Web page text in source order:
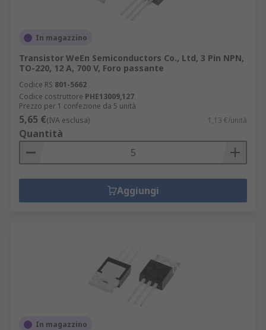
In magazzino
Transistor WeEn Semiconductors Co., Ltd, 3 Pin NPN,
TO-220, 12 A, 700 V, Foro passante
Codice RS 801-5662
Codice costruttore PHE13009,127
Prezzo per 1 confezione da 5 unità
5,65 €(IVA esclusa) 1,13 €/unità
Quantità
Aggiungi
In magazzino